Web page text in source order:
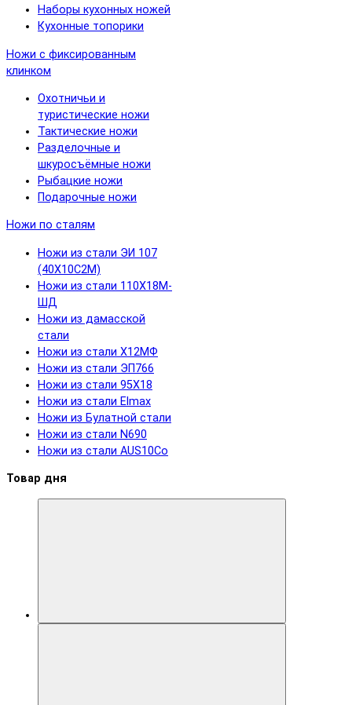
Наборы кухонных ножей
Кухонные топорики
Ножи с фиксированным
клинком
Охотничьи и
туристические ножи
Тактические ножи
Разделочные и
шкуросъёмные ножи
Рыбацкие ножи
Подарочные ножи
Ножи по сталям
Ножи из стали ЭИ 107
(40Х10С2М)
Ножи из стали 110Х18М-
ШД
Ножи из дамасской
стали
Ножи из стали Х12МФ
Ножи из стали ЭП766
Ножи из стали 95Х18
Ножи из стали Elmax
Ножи из Булатной стали
Ножи из стали N690
Ножи из стали AUS10Co
Товар дня